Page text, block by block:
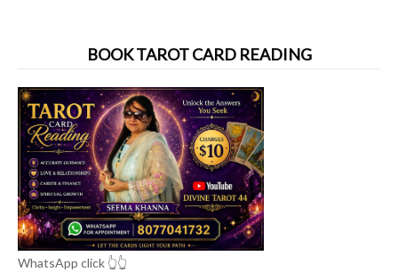
BOOK TAROT CARD READING
WhatsApp click 👆👆